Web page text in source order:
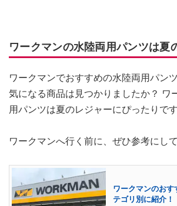
ワークマンの水陸両用パンツは夏
ワークマンでおすすめの水陸両用パン
気になる商品は見つかりましたか？ ワ
用パンツは夏のレジャーにぴったりです
ワークマンへ行く前に、ぜひ参考にし
ワークマンのおす
テゴリ別に紹介！